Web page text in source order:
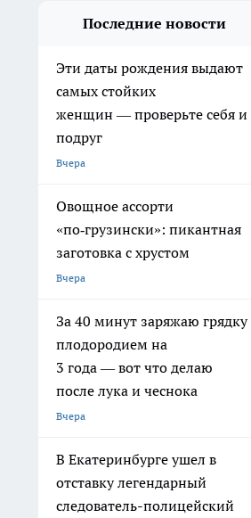
Последние новости
Эти даты рождения выдают
самых стойких
женщин — проверьте себя и
подруг
Вчера
Овощное ассорти
«по‑грузински»: пикантная
заготовка с хрустом
Вчера
За 40 минут заряжаю грядку
плодородием на
3 года — вот что делаю
после лука и чеснока
Вчера
В Екатеринбурге ушел в
отставку легендарный
следователь-полицейский